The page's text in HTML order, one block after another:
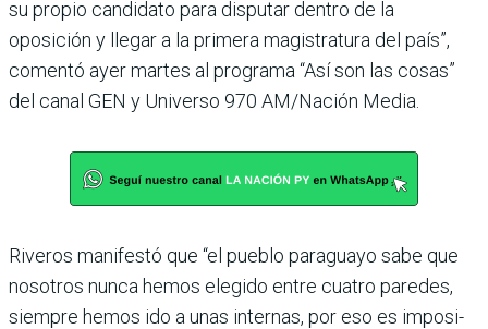
su pro­pio candidato para disputar dentro de la
oposición y llegar a la primera magistratura del país”,
comentó ayer martes al programa “Así son las cosas”
del canal GEN y Universo 970 AM/Nación Media.
Riveros manifestó que “el pueblo paraguayo sabe que
nosotros nunca hemos ele­gido entre cuatro paredes,
siempre hemos ido a unas internas, por eso es imposi­